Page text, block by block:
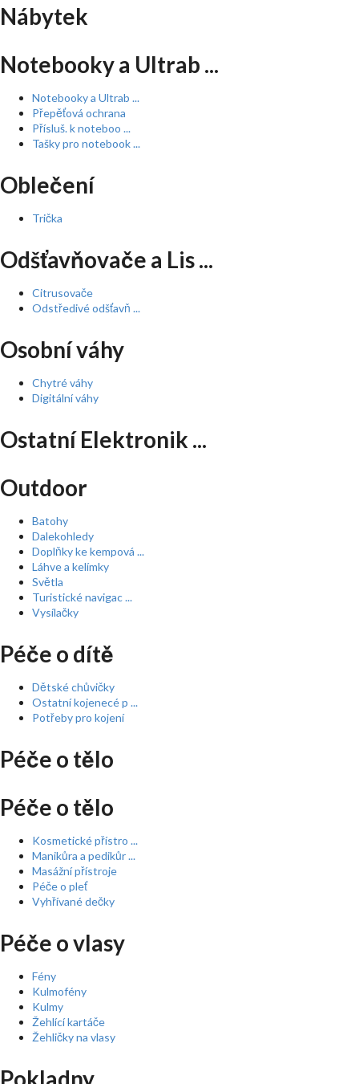
Nábytek
Notebooky a Ultrab ...
Notebooky a Ultrab ...
Přepěťová ochrana
Přísluš. k noteboo ...
Tašky pro notebook ...
Oblečení
Trička
Odšťavňovače a Lis ...
Citrusovače
Odstředivé odšťavň ...
Osobní váhy
Chytré váhy
Digitální váhy
Ostatní Elektronik ...
Outdoor
Batohy
Dalekohledy
Doplňky ke kempová ...
Láhve a kelímky
Světla
Turistické navigac ...
Vysílačky
Péče o dítě
Dětské chůvičky
Ostatní kojenecé p ...
Potřeby pro kojení
Péče o tělo
Péče o tělo
Kosmetické přístro ...
Manikůra a pedikůr ...
Masážní přístroje
Péče o pleť
Vyhřívané dečky
Péče o vlasy
Fény
Kulmofény
Kulmy
Žehlící kartáče
Žehličky na vlasy
Pokladny